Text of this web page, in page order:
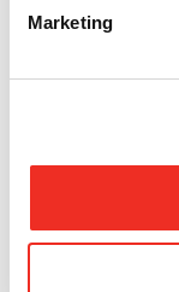
Marketing